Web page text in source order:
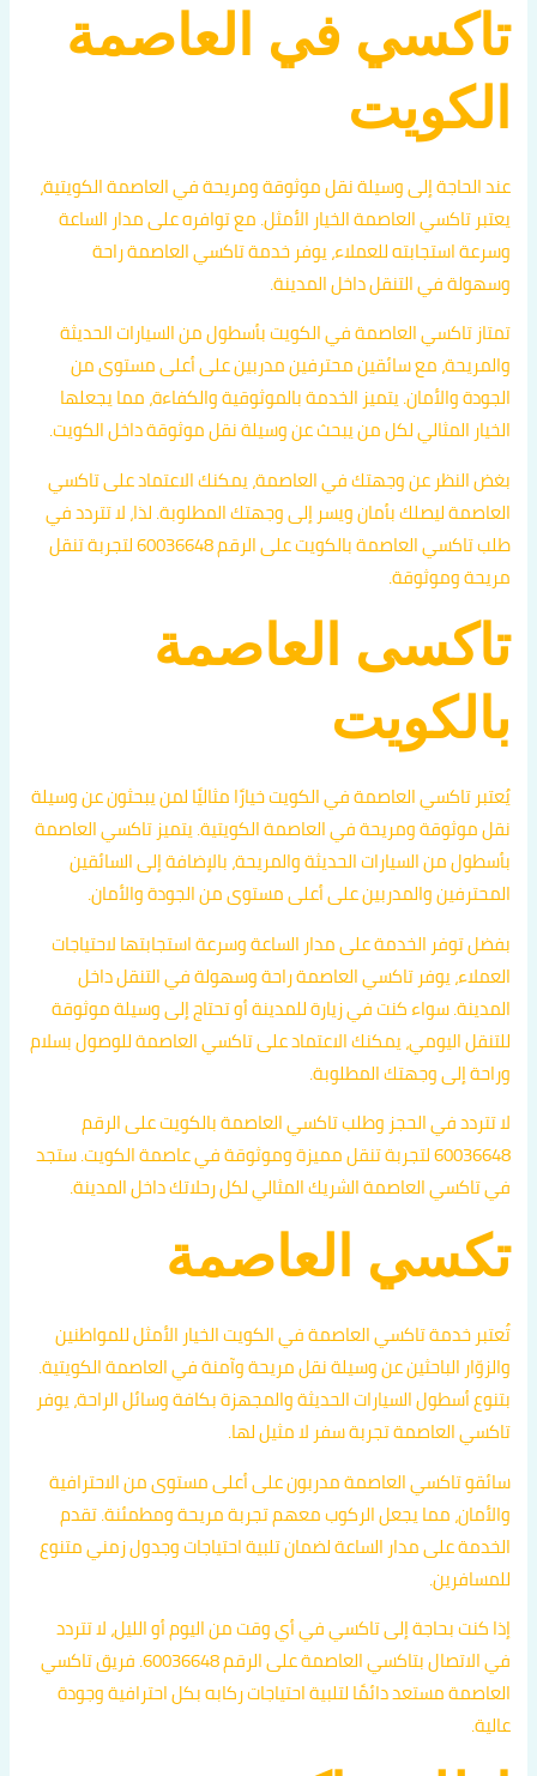
تاكسي في العاصمة
الكويت
عند الحاجة إلى وسيلة نقل موثوقة ومريحة في العاصمة الكويتية،
يعتبر تاكسي العاصمة الخيار الأمثل. مع توافره على مدار الساعة
وسرعة استجابته للعملاء، يوفر خدمة تاكسي العاصمة راحة
وسهولة في التنقل داخل المدينة.
تمتاز تاكسي العاصمة في الكويت بأسطول من السيارات الحديثة
والمريحة، مع سائقين محترفين مدربين على أعلى مستوى من
الجودة والأمان. يتميز الخدمة بالموثوقية والكفاءة، مما يجعلها
الخيار المثالي لكل من يبحث عن وسيلة نقل موثوقة داخل الكويت.
بغض النظر عن وجهتك في العاصمة، يمكنك الاعتماد على تاكسي
العاصمة ليصلك بأمان ويسر إلى وجهتك المطلوبة. لذا، لا تتردد في
طلب تاكسي العاصمة بالكويت على الرقم 60036648 لتجربة تنقل
مريحة وموثوقة.
تاكسى العاصمة
بالكويت
يُعتبر تاكسي العاصمة في الكويت خيارًا مثاليًا لمن يبحثون عن وسيلة
نقل موثوقة ومريحة في العاصمة الكويتية. يتميز تاكسي العاصمة
بأسطول من السيارات الحديثة والمريحة، بالإضافة إلى السائقين
المحترفين والمدربين على أعلى مستوى من الجودة والأمان.
بفضل توفر الخدمة على مدار الساعة وسرعة استجابتها لاحتياجات
العملاء، يوفر تاكسي العاصمة راحة وسهولة في التنقل داخل
المدينة. سواء كنت في زيارة للمدينة أو تحتاج إلى وسيلة موثوقة
للتنقل اليومي، يمكنك الاعتماد على تاكسي العاصمة للوصول بسلام
وراحة إلى وجهتك المطلوبة.
لا تتردد في الحجز وطلب تاكسي العاصمة بالكويت على الرقم
60036648 لتجربة تنقل مميزة وموثوقة في عاصمة الكويت. ستجد
في تاكسي العاصمة الشريك المثالي لكل رحلاتك داخل المدينة.
تكسي العاصمة
تُعتبر خدمة تاكسي العاصمة في الكويت الخيار الأمثل للمواطنين
والزوّار الباحثين عن وسيلة نقل مريحة وآمنة في العاصمة الكويتية.
بتنوع أسطول السيارات الحديثة والمجهزة بكافة وسائل الراحة، يوفر
تاكسي العاصمة تجربة سفر لا مثيل لها.
سائقو تاكسي العاصمة مدربون على أعلى مستوى من الاحترافية
والأمان، مما يجعل الركوب معهم تجربة مريحة ومطمئنة. تقدم
الخدمة على مدار الساعة لضمان تلبية احتياجات وجدول زمني متنوع
للمسافرين.
إذا كنت بحاجة إلى تاكسي في أي وقت من اليوم أو الليل، لا تتردد
في الاتصال بتاكسي العاصمة على الرقم 60036648. فريق تاكسي
العاصمة مستعد دائمًا لتلبية احتياجات ركابه بكل احترافية وجودة
عالية.